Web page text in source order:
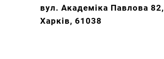
вул. Академіка Павлова 82,
Харків, 61038